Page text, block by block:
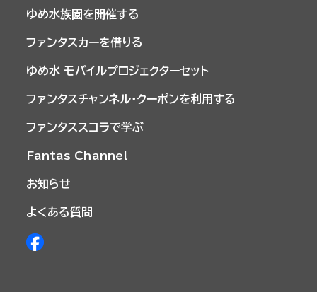
ゆめ水族園を開催する
ファンタスカーを借りる
ゆめ水 モバイルプロジェクターセット
ファンタスチャンネル・クーポンを利用する
ファンタススコラで学ぶ
Fantas Channel
お知らせ
よくある質問